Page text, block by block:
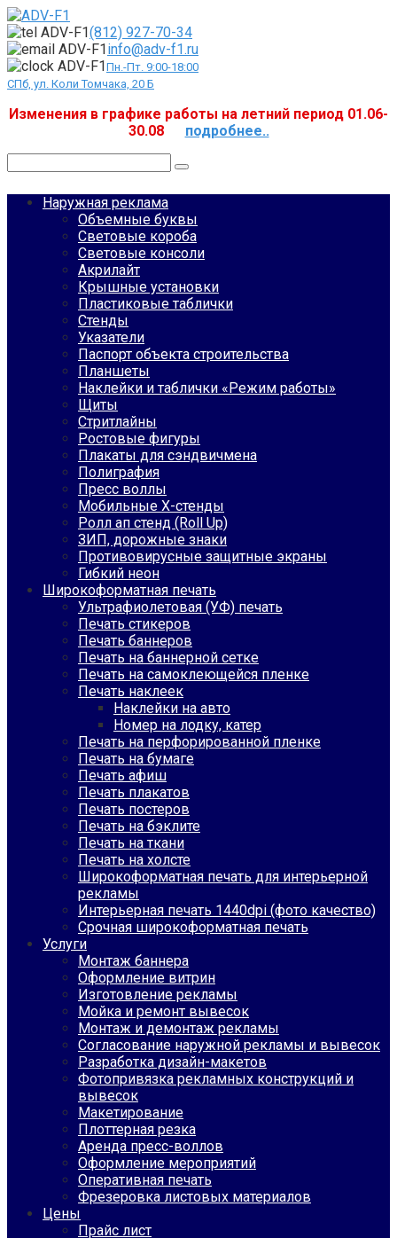
Перейти
к
контенту
(812) 927-70-34
info@adv-f1.ru
Пн.-Пт. 9:00-18:00
СПб, ул. Коли Томчака, 20 Б
Изменения в графике работы на летний период 01.06-
30.08 подробнее..
Наружная реклама
Объемные буквы
Световые короба
Световые консоли
Акрилайт
Крышные установки
Пластиковые таблички
Стенды
Указатели
Паспорт объекта строительства
Планшеты
Наклейки и таблички «Режим работы»
Щиты
Стритлайны
Ростовые фигуры
Плакаты для сэндвичмена
Полиграфия
Пресс воллы
Мобильные Х-стенды
Ролл ап стенд (Roll Up)
ЗИП, дорожные знаки
Противовирусные защитные экраны
Гибкий неон
Широкоформатная печать
Ультрафиолетовая (УФ) печать
Печать стикеров
Печать баннеров
Печать на баннерной сетке
Печать на самоклеющейся пленке
Печать наклеек
Наклейки на авто
Номер на лодку, катер
Печать на перфорированной пленке
Печать на бумаге
Печать афиш
Печать плакатов
Печать постеров
Печать на бэклите
Печать на ткани
Печать на холсте
Широкоформатная печать для интерьерной
рекламы
Интерьерная печать 1440dpi (фото качество)
Срочная широкоформатная печать
Услуги
Монтаж баннера
Оформление витрин
Изготовление рекламы
Мойка и ремонт вывесок
Монтаж и демонтаж рекламы
Согласование наружной рекламы и вывесок
Разработка дизайн-макетов
Фотопривязка рекламных конструкций и
вывесок
Макетирование
Плоттерная резка
Аренда пресс-воллов
Оформление мероприятий
Оперативная печать
Фрезеровка листовых материалов
Цены
Прайс лист